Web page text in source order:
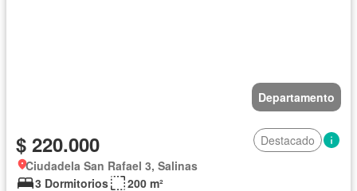
Departamento
$ 220.000
Destacado
Ciudadela San Rafael 3, Salinas
3 Dormitorios
200 m²